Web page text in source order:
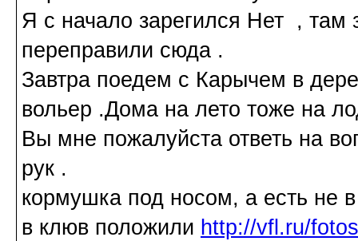
Я с начало зарегился Нет , там
переправили сюда .
Завтра поедем с Карычем в
вольер .Дома на лето тоже на
Вы мне пожалуйста ответь на
рук .
кормушка под носом, а есть не
в клюв положили http://vfl.ru/